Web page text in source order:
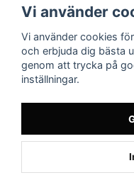
Vi använder
Vi använder cookies
och erbjuda dig bästa
genom att trycka på
inställningar.